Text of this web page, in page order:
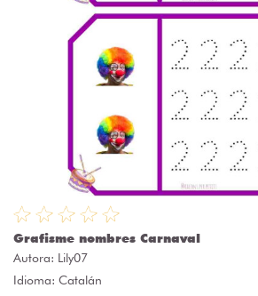
Grafisme nombres Carnaval
Autora: Lily07
Idioma: Catalán